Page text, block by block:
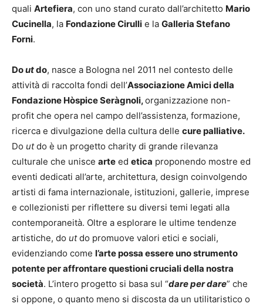
quali Artefiera, con uno stand curato dall’architetto Mario
Cucinella, la Fondazione Cirulli e la Galleria Stefano
Forni.
Doutdo, nasce a Bologna nel 2011 nel contesto delle
attività di raccolta fondi dell’Associazione Amici della
Fondazione Hòspice Seràgnoli,organizzazione non-
profit che opera nel campo dell’assistenza, formazione,
ricerca e divulgazione della cultura delle cure palliative.
Do utdo è un progetto charity di grande rilevanza
culturale che unisce arte ed etica proponendo mostre ed
eventi dedicati all’arte, architettura, design coinvolgendo
artisti di fama internazionale, istituzioni, gallerie, imprese
e collezionisti per riflettere su diversi temi legati alla
contemporaneità. Oltre a esplorare le ultime tendenze
artistiche, do utdo promuove valori etici e sociali,
evidenziando come l’arte possa essere uno strumento
potente per affrontare questioni cruciali della nostra
società. L’intero progetto si basa sul “dare per dare” che
si oppone, o quanto meno si discosta da un utilitaristico o